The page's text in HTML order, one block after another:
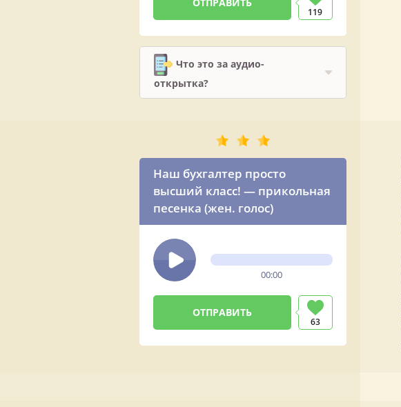
119
Что это за аудио-
открытка?
Наш бухгалтер просто
высший класс! — прикольная
песенка (жен. голос)
00:00
63